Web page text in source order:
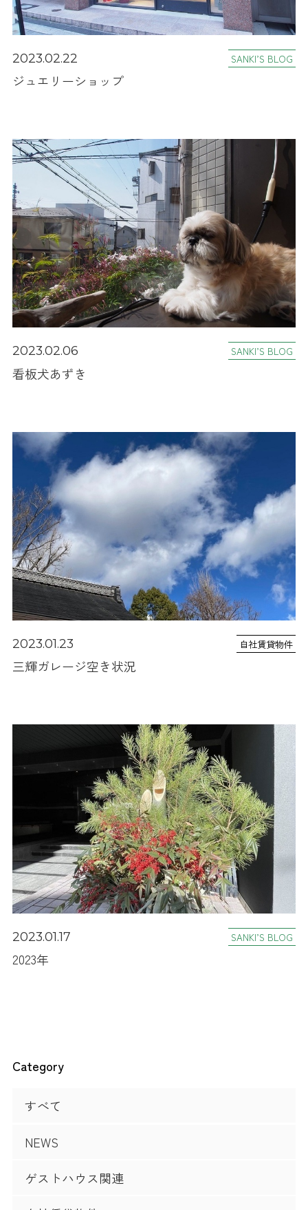
2023.02.22 SANKI’S BLOG
ジュエリーショップ
2023.02.06 SANKI’S BLOG
看板犬あずき
2023.01.23 自社賃貸物件
三輝ガレージ空き状況
2023.01.17 SANKI’S BLOG
2023年
Category
すべて
NEWS
ゲストハウス関連